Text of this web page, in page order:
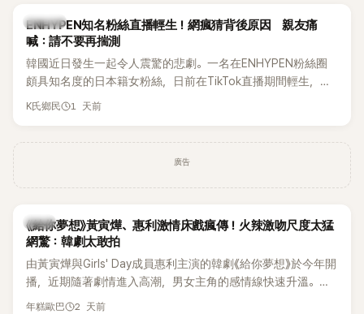
K-POP
ENHYPEN知名粉絲直播輕生！網瘋猜背後原因 親友痛
喊：請不要再揣測
韓國近日發生一起令人震驚的悲劇。一名在ENHYPEN粉絲圈
頗具知名度的日本籍女粉絲，日前在TikTok直播期間輕生，最
終不幸身亡，消息曝光後震驚韓網，也讓不少粉絲湧入社群平
K氏鄉民 1 天前
廣告
韓劇
《給你夢想》黃寅燁、惠利激情床戲瘋傳！火辣激吻尺度太猛
網驚：韓劇太敢拍
由黃寅燁與Girls' Day成員惠利主演的韓劇《給你夢想》於今年開
播，近期隨著劇情進入高潮，男女主角的感情線快速升溫。最
新播出的第8集不僅上演火辣吻戲，更接連出現床戲橋段，讓
年糕歐巴 2 天前